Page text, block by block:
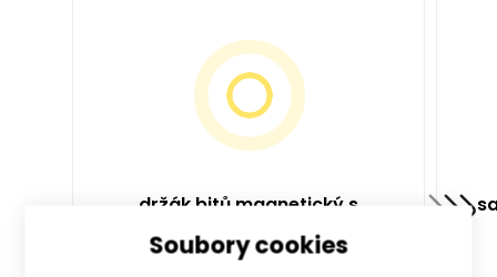
držák bitů magnetický s
rychloupínáním 65 mm
65 mm; s rychloupínáním
Soubory cookies